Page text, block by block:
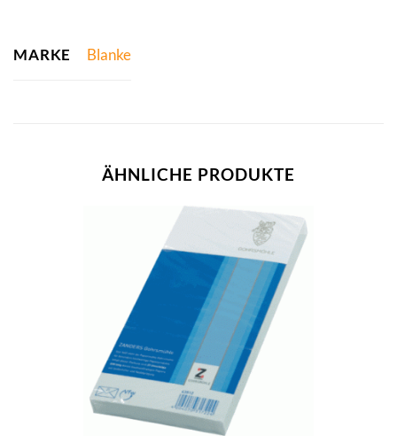
MARKE Blanke
ÄHNLICHE PRODUKTE